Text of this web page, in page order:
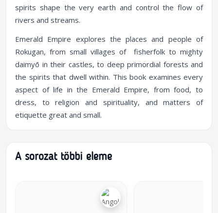
spirits shape the very earth and control the flow of
rivers and streams.
Emerald Empire explores the places and people of
Rokugan, from small villages of fisherfolk to mighty
daimyō in their castles, to deep primordial forests and
the spirits that dwell within. This book examines every
aspect of life in the Emerald Empire, from food, to
dress, to religion and spirituality, and matters of
etiquette great and small.
A sorozat többi eleme